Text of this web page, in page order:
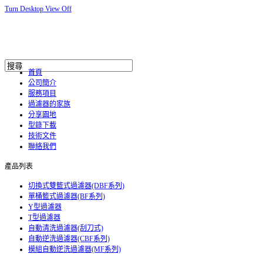
Turn Desktop View Off
首頁
公司簡介
服務項目
過濾器的家族
分享園地
型錄下載
技術文件
聯絡我們
產品列表
切換式雙籃式過濾器(DBF系列)
單桶籃式過濾器(BF系列)
Y型過濾器
T型過濾器
自動清洗過濾器(刮刀式)
自動逆洗過濾器(CBF系列)
模組自動逆洗過濾器(MF系列)